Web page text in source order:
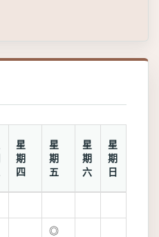
星
期
四
星
期
五
星
期
六
星
期
日
◎